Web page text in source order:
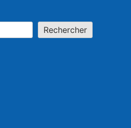
Rechercher